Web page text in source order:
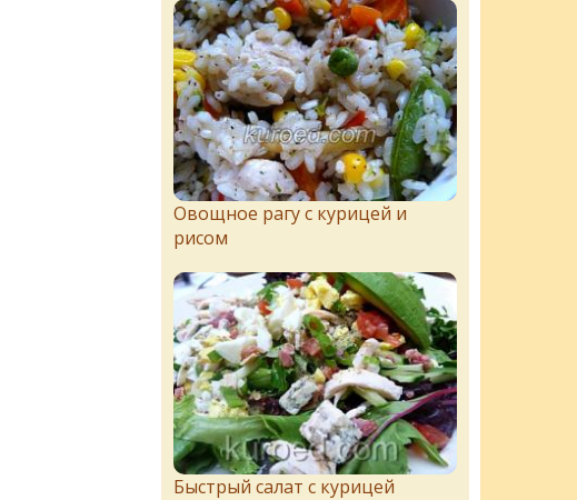
Овощное рагу с курицей и
рисом
Быстрый салат с курицей